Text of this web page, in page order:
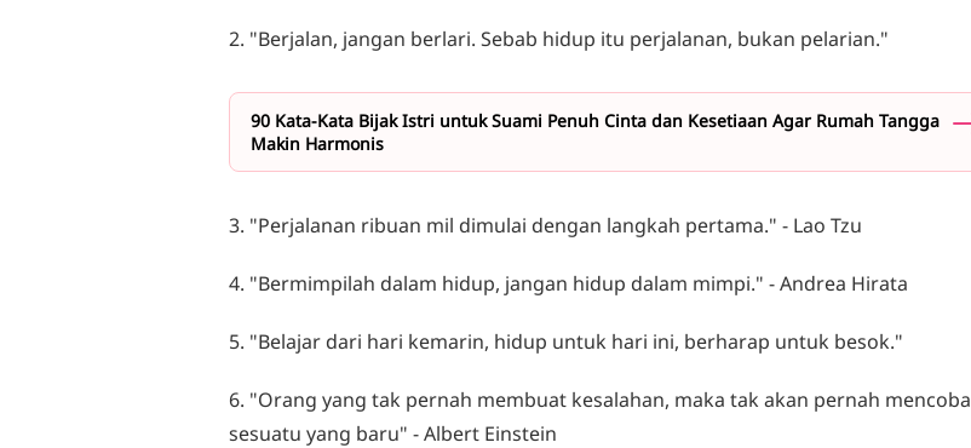
2. "Berjalan, jangan berlari. Sebab hidup itu perjalanan, bukan pelarian."
90 Kata-Kata Bijak Istri untuk Suami Penuh Cinta dan Kesetiaan Agar Rumah Tangga
Makin Harmonis
3. "Perjalanan ribuan mil dimulai dengan langkah pertama." - Lao Tzu
4. "Bermimpilah dalam hidup, jangan hidup dalam mimpi." - Andrea Hirata
5. "Belajar dari hari kemarin, hidup untuk hari ini, berharap untuk besok."
6. "Orang yang tak pernah membuat kesalahan, maka tak akan pernah mencoba
sesuatu yang baru" - Albert Einstein